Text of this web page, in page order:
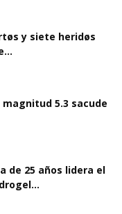
y siete heridøs
5.3 sacude
de 25 años lidera el